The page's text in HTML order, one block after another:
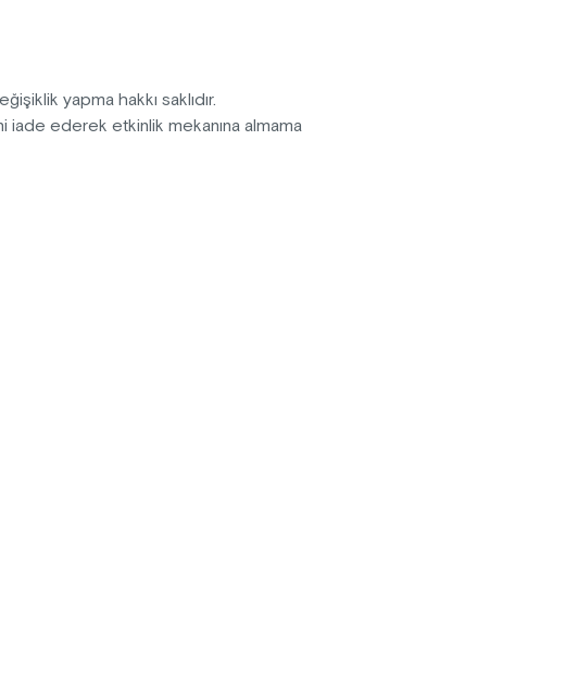
yapma hakkı saklıdır.
ederek etkinlik mekanına almama
etkinlik alanını terk etmesi